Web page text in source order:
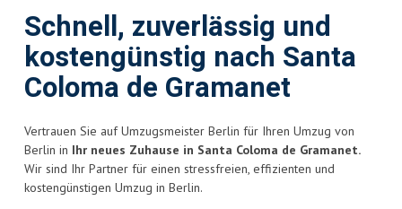
Schnell, zuverlässig und
kostengünstig nach Santa
Coloma de Gramanet
Vertrauen Sie auf Umzugsmeister Berlin für Ihren Umzug von
Berlin in Ihr neues Zuhause in Santa Coloma de Gramanet.
Wir sind Ihr Partner für einen stressfreien, effizienten und
kostengünstigen Umzug in Berlin.